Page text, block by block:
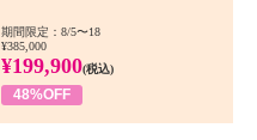
期間限定：8/5〜18
¥385,000
¥199,900(税込)
48%OFF